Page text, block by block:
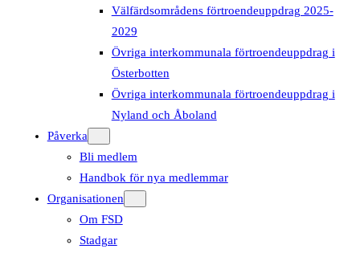
Välfärdsområdens förtroendeuppdrag 2025-
2029
Övriga interkommunala förtroendeuppdrag i
Österbotten
Övriga interkommunala förtroendeuppdrag i
Nyland och Åboland
Påverka
Bli medlem
Handbok för nya medlemmar
Organisationen
Om FSD
Stadgar